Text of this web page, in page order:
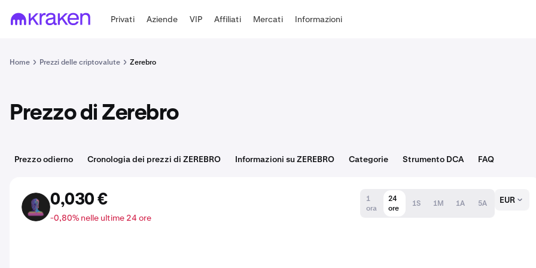
Privati Aziende VIP Affiliati Mercati Informazioni
Home Prezzi delle criptovalute Zerebro
Prezzo di Zerebro
Prezzo odierno Cronologia dei prezzi di ZEREBRO Informazioni su ZEREBRO Categorie Strumento DCA FAQ
ZEREBRO 0,030 €
-0,80% nelle ultime 24 ore
1
ora
24
ore
1S 1M 1A 5A EUR